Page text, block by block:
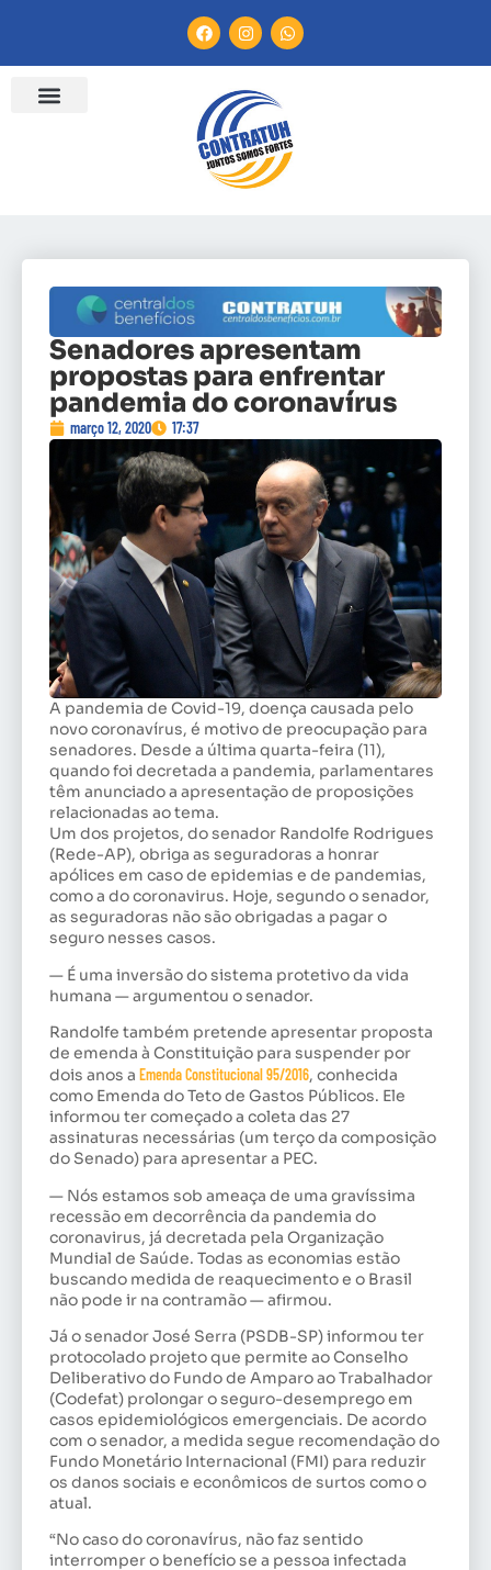
Senadores apresentam
propostas para enfrentar
pandemia do coronavírus
março 12, 2020 17:37
A pandemia de Covid-19, doença causada pelo
novo coronavírus, é motivo de preocupação para
senadores. Desde a última quarta-feira (11),
quando foi decretada a pandemia, parlamentares
têm anunciado a apresentação de proposições
relacionadas ao tema.
Um dos projetos, do senador Randolfe Rodrigues
(Rede-AP), obriga as seguradoras a honrar
apólices em caso de epidemias e de pandemias,
como a do coronavirus. Hoje, segundo o senador,
as seguradoras não são obrigadas a pagar o
seguro nesses casos.
— É uma inversão do sistema protetivo da vida
humana — argumentou o senador.
Randolfe também pretende apresentar proposta
de emenda à Constituição para suspender por
dois anos a Emenda Constitucional 95/2016, conhecida
como Emenda do Teto de Gastos Públicos. Ele
informou ter começado a coleta das 27
assinaturas necessárias (um terço da composição
do Senado) para apresentar a PEC.
— Nós estamos sob ameaça de uma gravíssima
recessão em decorrência da pandemia do
coronavirus, já decretada pela Organização
Mundial de Saúde. Todas as economias estão
buscando medida de reaquecimento e o Brasil
não pode ir na contramão — afirmou.
Já o senador José Serra (PSDB-SP) informou ter
protocolado projeto que permite ao Conselho
Deliberativo do Fundo de Amparo ao Trabalhador
(Codefat) prolongar o seguro-desemprego em
casos epidemiológicos emergenciais. De acordo
com o senador, a medida segue recomendação do
Fundo Monetário Internacional (FMI) para reduzir
os danos sociais e econômicos de surtos como o
atual.
“No caso do coronavírus, não faz sentido
interromper o benefício se a pessoa infectada